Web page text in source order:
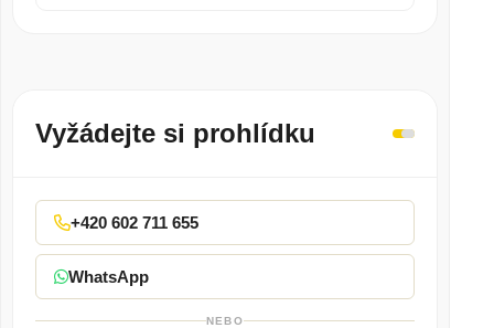
Vyžádejte si prohlídku
+420 602 711 655
WhatsApp
NEBO